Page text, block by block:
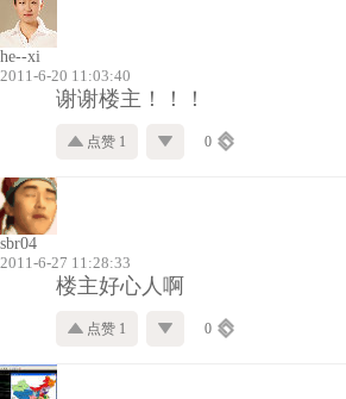
he--xi
2011-6-20 11:03:40
谢谢楼主！！！
点赞 1 0
sbr04
2011-6-27 11:28:33
楼主好心人啊
点赞 1 0